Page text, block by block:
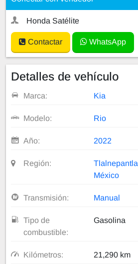
Honda Satélite
Contactar WhatsApp
Detalles de vehículo
Marca: Kia
Modelo: Rio
Año: 2022
Región: Tlalnepantla
México
Transmisión: Manual
Tipo de
combustible:
Gasolina
Kilómetros: 21,290 km